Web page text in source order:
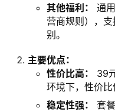
其他福利：
通
营商规则），
别。
主要优点：
性价比高：
39
环境下，性价比
稳定性强：
套